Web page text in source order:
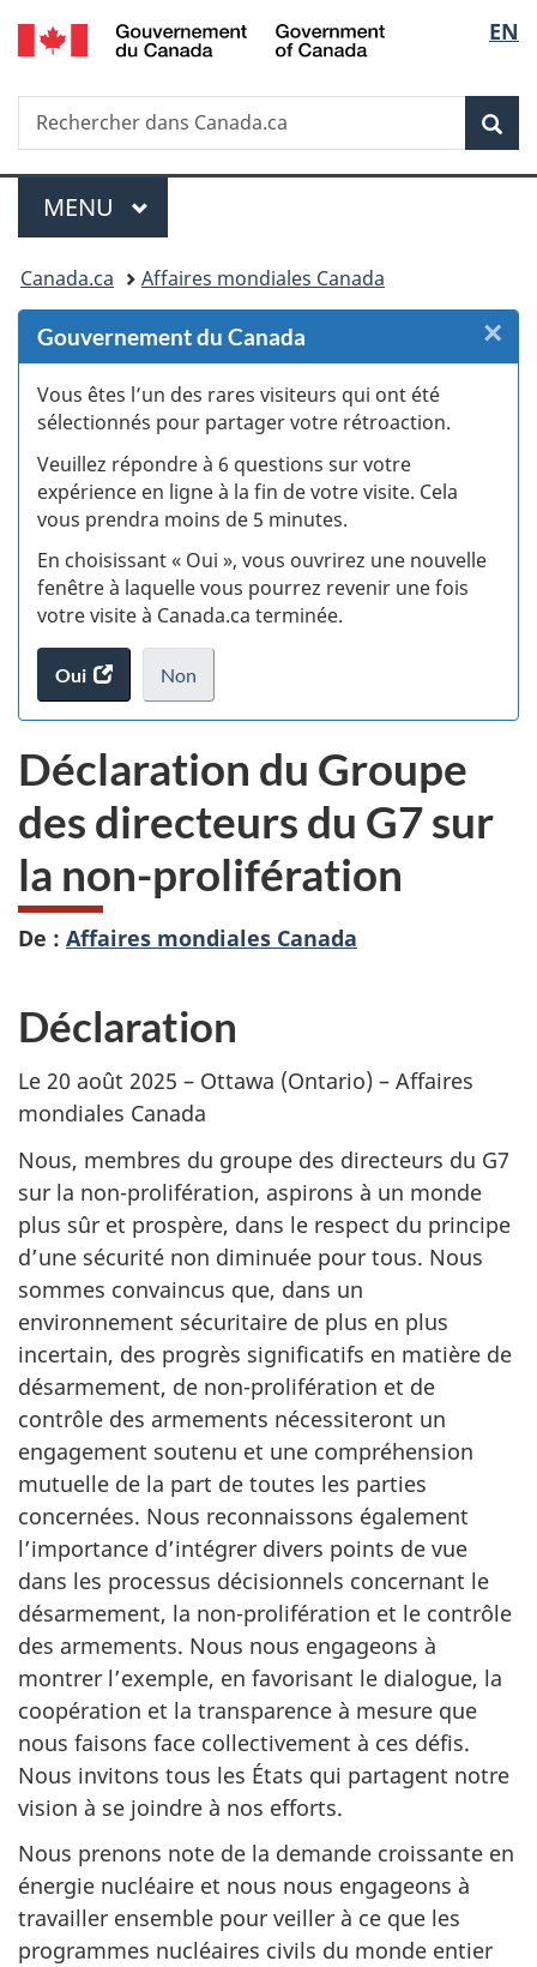
Passer
au
des
Passer
au
principal
Passer
à
Au
du
Passer
à
version
simplifiée
de
la
EN
Recherche
Rechercher
dans
Menu
MENU PRINCIPAL
Vous
êtes
ici :
Canada.ca Affaires mondiales Canada
Gouvernement du Canada
Vous êtes l’un des rares visiteurs qui ont été
sélectionnés pour partager votre rétroaction.
Veuillez répondre à 6 questions sur votre
expérience en ligne à la fin de votre visite. Cela
vous prendra moins de 5 minutes.
En choisissant « Oui », vous ouvrirez une nouvelle
fenêtre à laquelle vous pourrez revenir une fois
votre visite à Canada.ca terminée.
Oui
accéder
au
Non
je
veux
pas
participer
au
sondage
du
web,
.
×
Déclaration du Groupe
des directeurs du G7 sur
la non-prolifération
De : Affaires mondiales Canada
Déclaration
Le 20 août 2025 – Ottawa (Ontario) – Affaires
mondiales Canada
Nous, membres du groupe des directeurs du G7
sur la non-prolifération, aspirons à un monde
plus sûr et prospère, dans le respect du principe
d’une sécurité non diminuée pour tous. Nous
sommes convaincus que, dans un
environnement sécuritaire de plus en plus
incertain, des progrès significatifs en matière de
désarmement, de non-prolifération et de
contrôle des armements nécessiteront un
engagement soutenu et une compréhension
mutuelle de la part de toutes les parties
concernées. Nous reconnaissons également
l’importance d’intégrer divers points de vue
dans les processus décisionnels concernant le
désarmement, la non-prolifération et le contrôle
des armements. Nous nous engageons à
montrer l’exemple, en favorisant le dialogue, la
coopération et la transparence à mesure que
nous faisons face collectivement à ces défis.
Nous invitons tous les États qui partagent notre
vision à se joindre à nos efforts.
Nous prenons note de la demande croissante en
énergie nucléaire et nous nous engageons à
travailler ensemble pour veiller à ce que les
programmes nucléaires civils du monde entier